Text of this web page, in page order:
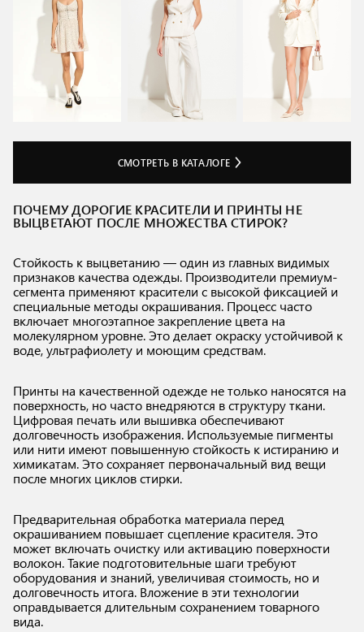
СМОТРЕТЬ В КАТАЛОГЕ
ПОЧЕМУ ДОРОГИЕ КРАСИТЕЛИ И ПРИНТЫ НЕ
ВЫЦВЕТАЮТ ПОСЛЕ МНОЖЕСТВА СТИРОК?
Стойкость к выцветанию — один из главных видимых
признаков качества одежды. Производители премиум-
сегмента применяют красители с высокой фиксацией и
специальные методы окрашивания. Процесс часто
включает многоэтапное закрепление цвета на
молекулярном уровне. Это делает окраску устойчивой к
воде, ультрафиолету и моющим средствам.
Принты на качественной одежде не только наносятся на
поверхность, но часто внедряются в структуру ткани.
Цифровая печать или вышивка обеспечивают
долговечность изображения. Используемые пигменты
или нити имеют повышенную стойкость к истиранию и
химикатам. Это сохраняет первоначальный вид вещи
после многих циклов стирки.
Предварительная обработка материала перед
окрашиванием повышает сцепление красителя. Это
может включать очистку или активацию поверхности
волокон. Такие подготовительные шаги требуют
оборудования и знаний, увеличивая стоимость, но и
долговечность итога. Вложение в эти технологии
оправдывается длительным сохранением товарного
вида.